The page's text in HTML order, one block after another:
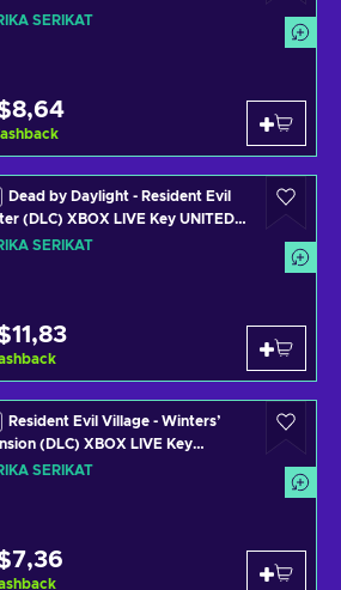
SERIKAT
Dead by Daylight - Resident Evil
(DLC) XBOX LIVE Key UNITED
SERIKAT
Resident Evil Village - Winters’
(DLC) XBOX LIVE Key
STATES
SERIKAT